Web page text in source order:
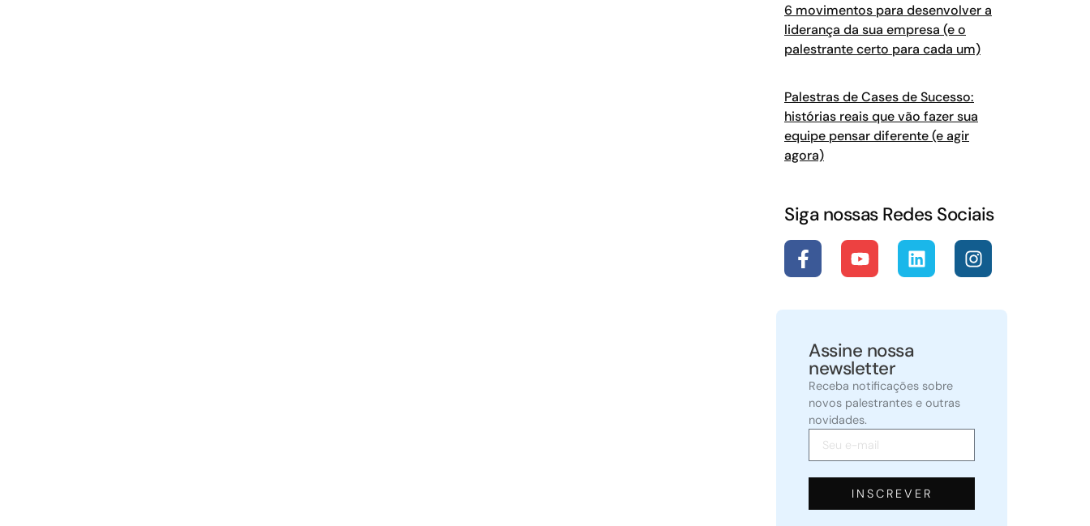
6 movimentos para desenvolver a
liderança da sua empresa (e o
palestrante certo para cada um)
Palestras de Cases de Sucesso:
histórias reais que vão fazer sua
equipe pensar diferente (e agir
agora)
Siga nossas Redes Sociais
Assine nossa
newsletter
Receba notificações sobre
novos palestrantes e outras
novidades.
INSCREVER